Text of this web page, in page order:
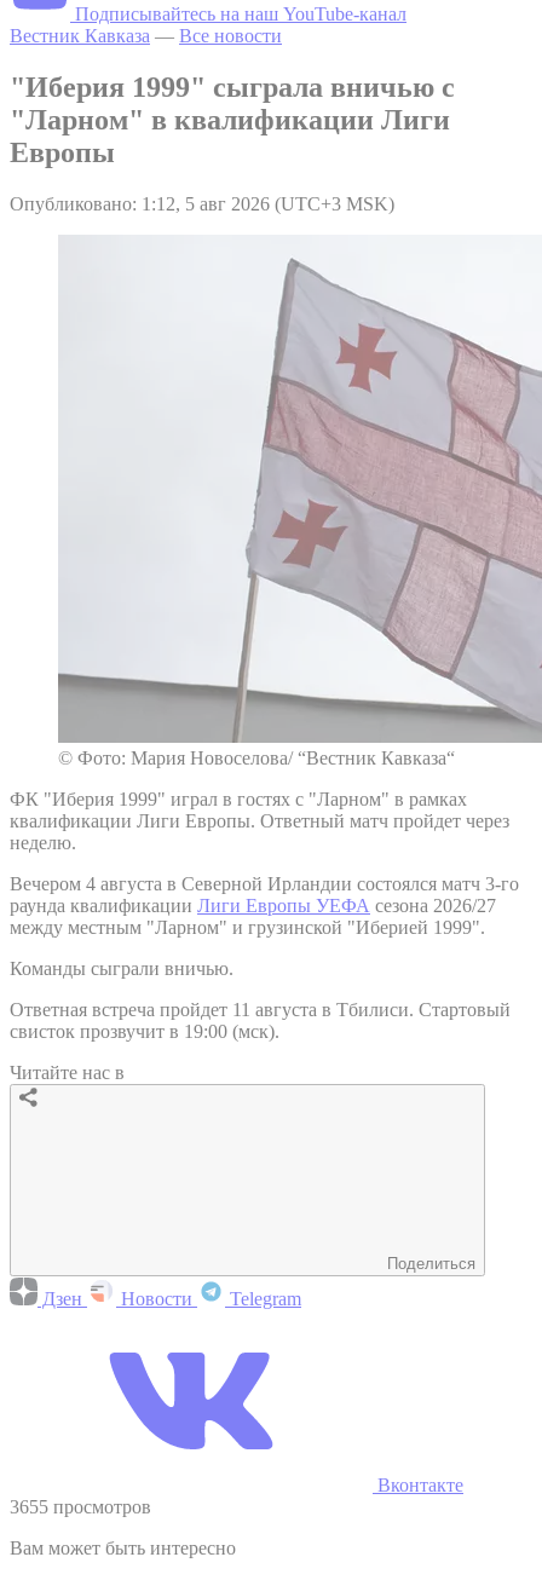
Подписывайтесь на наш YouTube-канал
Вестник Кавказа — Все новости
"Иберия 1999" сыграла вничью с
"Ларном" в квалификации Лиги
Европы
Опубликовано: 1:12, 5 авг 2026 (UTC+3 MSK)
© Фото: Мария Новоселова/ “Вестник Кавказа“
ФК "Иберия 1999" играл в гостях с "Ларном" в рамках
квалификации Лиги Европы. Ответный матч пройдет через
неделю.
Вечером 4 августа в Северной Ирландии состоялся матч 3-го
раунда квалификации Лиги Европы УЕФА сезона 2026/27
между местным "Ларном" и грузинской "Иберией 1999".
Команды сыграли вничью.
Ответная встреча пройдет 11 августа в Тбилиси. Стартовый
свисток прозвучит в 19:00 (мск).
Читайте нас в
Поделиться
Дзен Новости Telegram
Вконтакте
3655 просмотров
Вам может быть интересно